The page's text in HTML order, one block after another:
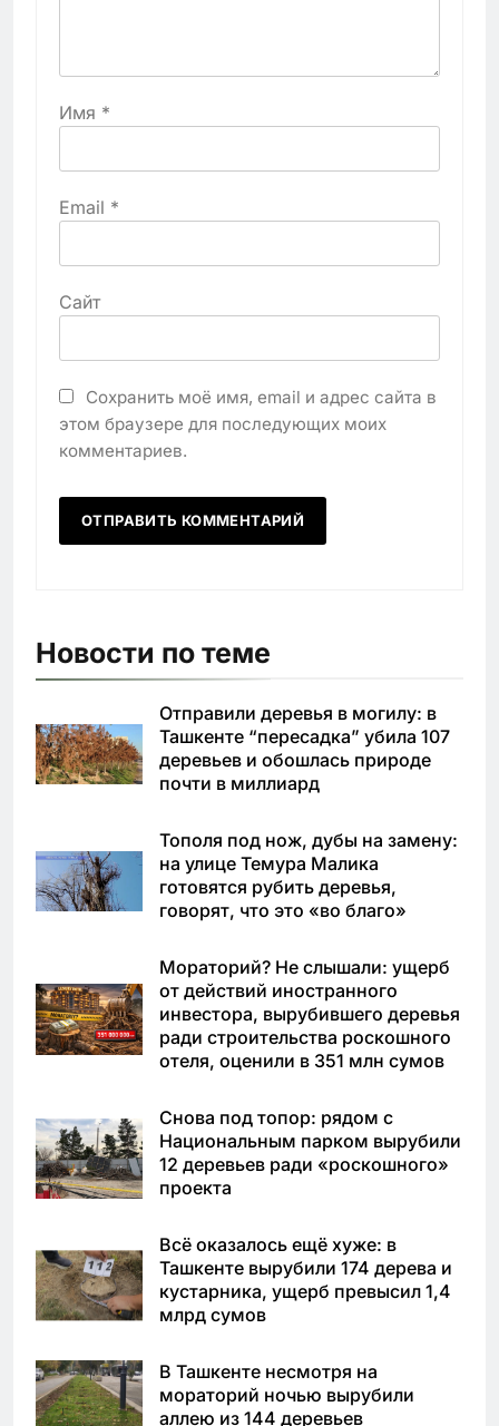
Имя *
Email *
Сайт
Сохранить моё имя, email и адрес сайта в
этом браузере для последующих моих
комментариев.
Новости по теме
Отправили деревья в могилу: в
Ташкенте “пересадка” убила 107
деревьев и обошлась природе
почти в миллиард
Тополя под нож, дубы на замену:
на улице Темура Малика
готовятся рубить деревья,
говорят, что это «во благо»
Мораторий? Не слышали: ущерб
от действий иностранного
инвестора, вырубившего деревья
ради строительства роскошного
отеля, оценили в 351 млн сумов
Снова под топор: рядом с
Национальным парком вырубили
12 деревьев ради «роскошного»
проекта
Всё оказалось ещё хуже: в
Ташкенте вырубили 174 дерева и
кустарника, ущерб превысил 1,4
млрд сумов
В Ташкенте несмотря на
мораторий ночью вырубили
аллею из 144 деревьев